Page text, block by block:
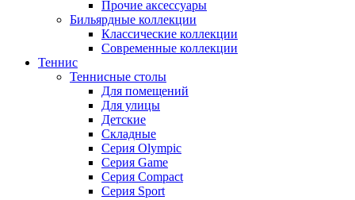
Прочие аксессуары
Бильярдные коллекции
Классические коллекции
Современные коллекции
Теннис
Теннисные столы
Для помещений
Для улицы
Детские
Складные
Серия Olympic
Серия Game
Серия Compact
Серия Sport